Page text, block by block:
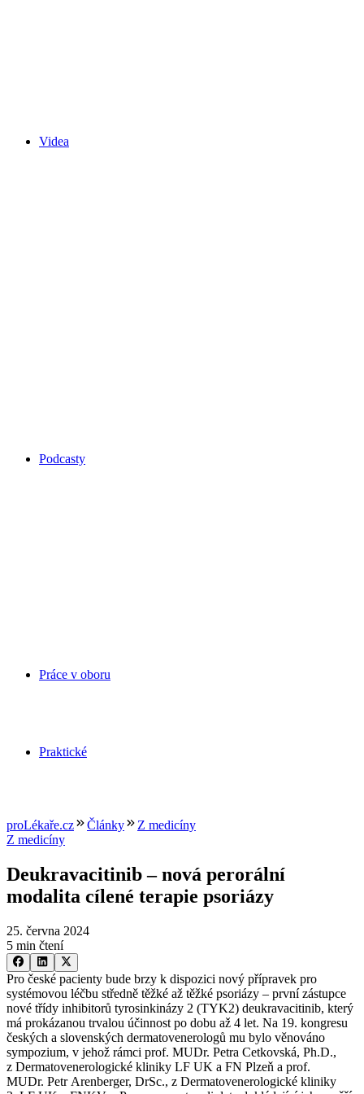
Videa
Podcasty
Práce v oboru
Praktické
proLékaře.cz Články
Z medicíny
Z medicíny
Deukravacitinib –⁠ nová perorální
modalita cílené terapie psoriázy
25. června 2024
5 min čtení
Pro české pacienty bude brzy k dispozici nový přípravek pro
systémovou léčbu středně těžké až těžké psoriázy –⁠ první zástupce
nové třídy inhibitorů tyrosinkinázy 2 (TYK2) deukravacitinib, který
má prokázanou trvalou účinnost po dobu až 4 let. Na 19. kongresu
českých a slovenských dermatovenerologů mu bylo věnováno
sympozium, v jehož rámci prof. MUDr. Petra Cetkovská, Ph.D.,
z Dermatovenerologické kliniky LF UK a FN Plzeň a prof.
MUDr. Petr Arenberger, DrSc., z Dermatovenerologické kliniky